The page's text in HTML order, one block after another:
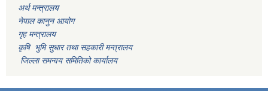
अर्थ मन्त्रालय
नेपाल कानुन आयोग
गृह मन्त्रालय
कृषि भुमि सुधार तथा सहकारी मन्त्रालय
जिल्ला समन्वय समितिको कार्यालय